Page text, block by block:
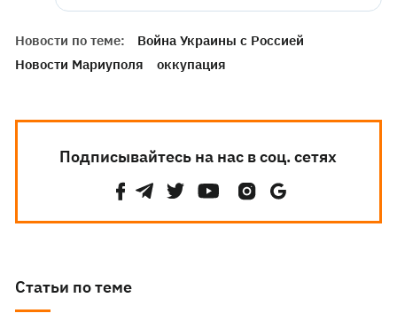
Новости по теме:
Война Украины с Россией
Новости Мариуполя
оккупация
Подписывайтесь на нас в соц. сетях
Статьи по теме